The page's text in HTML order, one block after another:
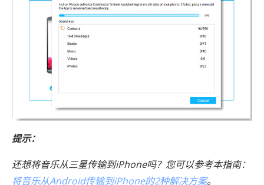
提示：
还想将音乐从三星传输到iPhone吗？您可以参考本指南：
将音乐从Android传输到iPhone的2种解决方案。